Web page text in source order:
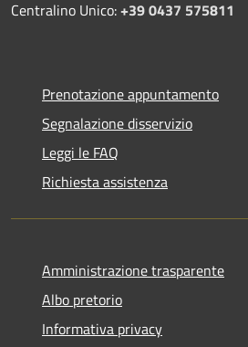
Centralino Unico:+39 0437 575811
Prenotazione appuntamento
Segnalazione disservizio
Leggi le FAQ
Richiesta assistenza
Amministrazione trasparente
Albo pretorio
Informativa privacy